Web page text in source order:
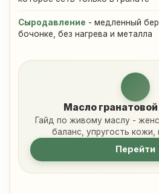
Сыродавление - медленный
бочонке, без нагрева и металла
Масло
Гайд по живому маслу -
баланс, упругость кожи,
Перейти